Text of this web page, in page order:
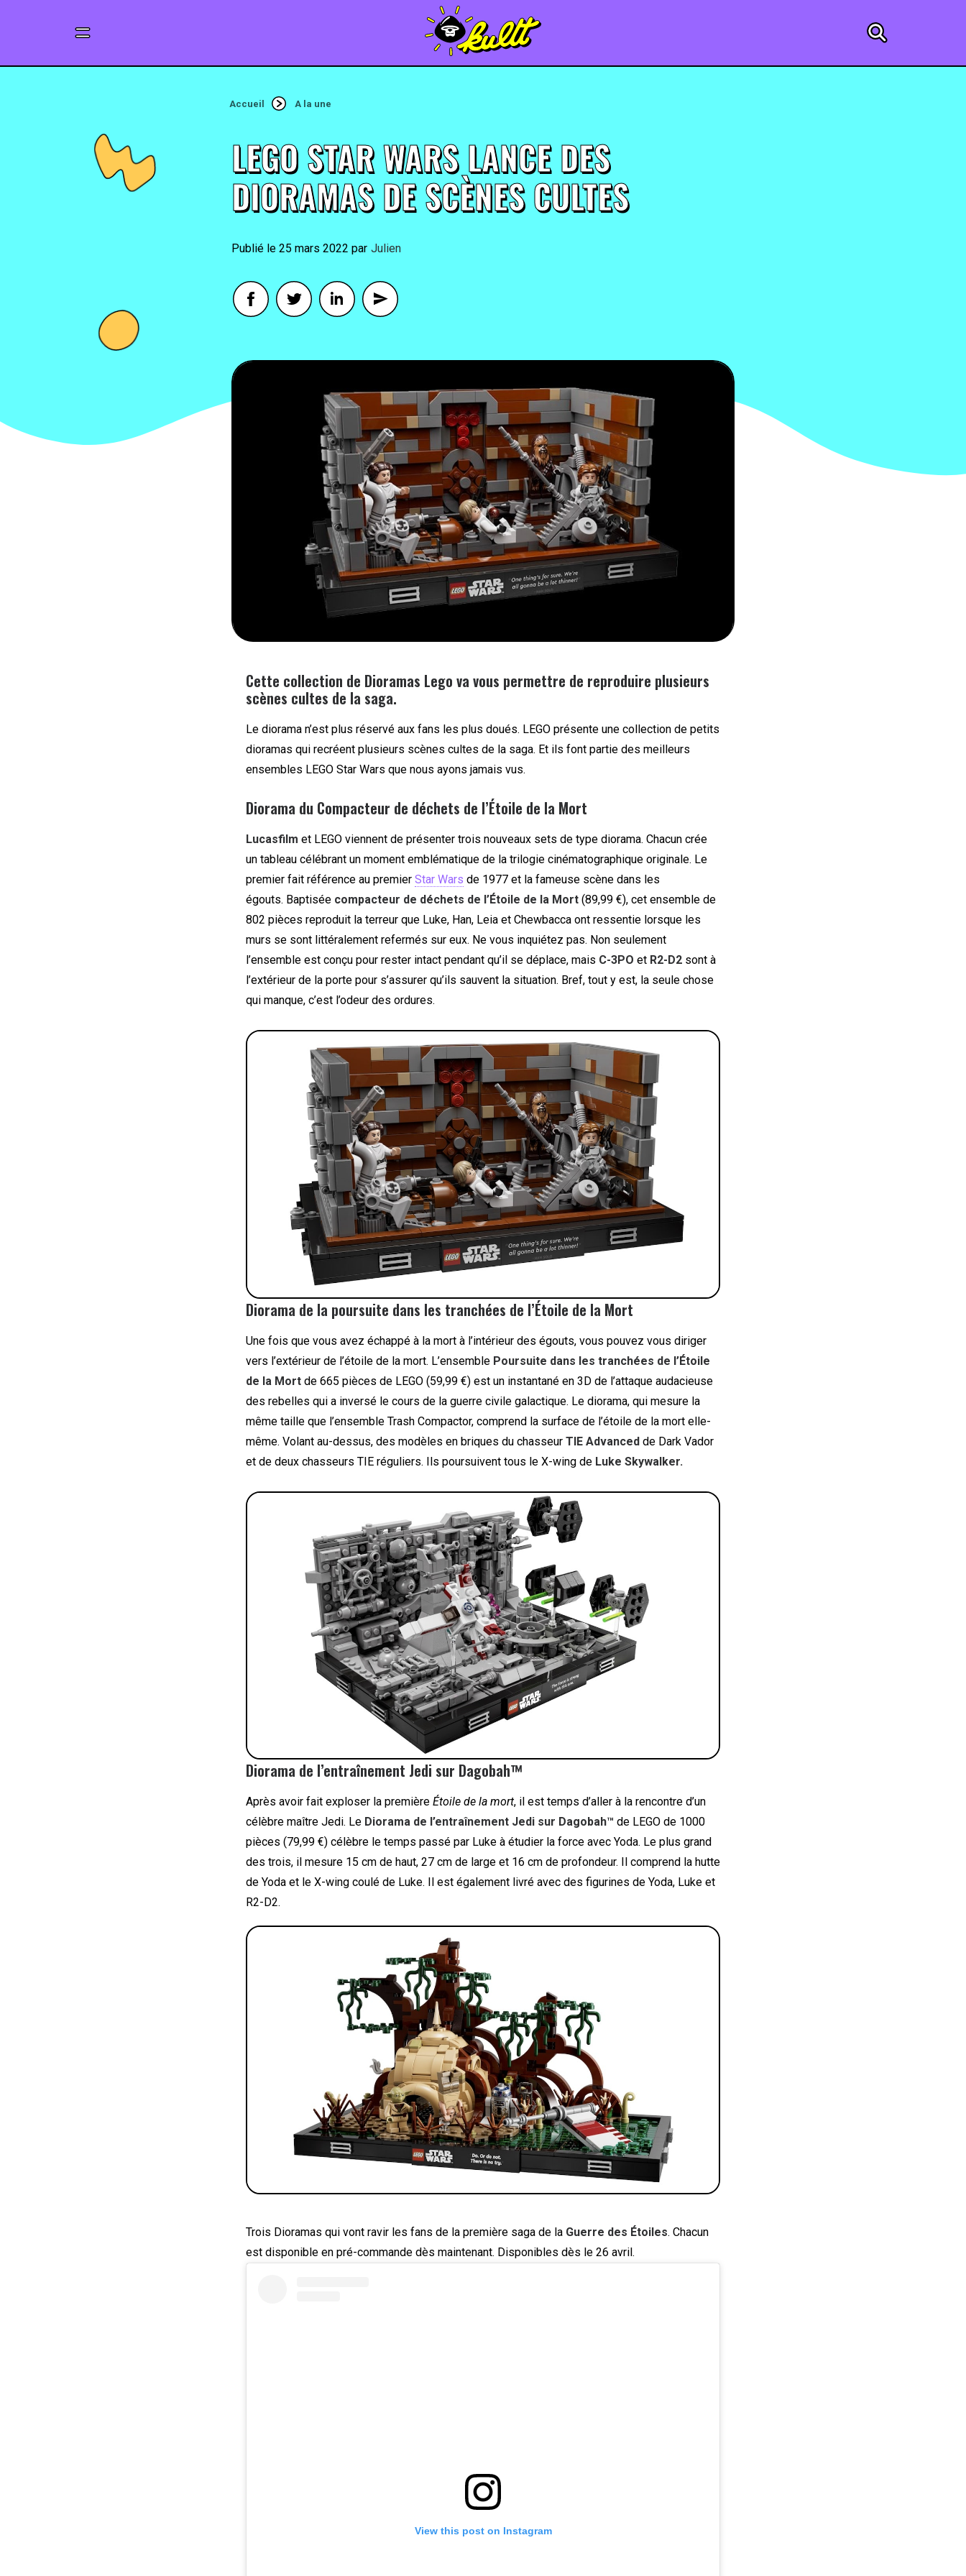
Accueil A la une
LEGO STAR WARS LANCE DES
DIORAMAS DE SCÈNES CULTES
25 mars 2022 By Julien
Cette collection de Dioramas Lego va vous permettre de reproduire plusieurs
scènes cultes de la saga.
Le diorama n’est plus réservé aux fans les plus doués. LEGO présente une collection de petits
dioramas qui recréent plusieurs scènes cultes de la saga. Et ils font partie des meilleurs
ensembles LEGO Star Wars que nous ayons jamais vus.
Diorama du Compacteur de déchets de l’Étoile de la Mort
Lucasfilm et LEGO viennent de présenter trois nouveaux sets de type diorama. Chacun crée
un tableau célébrant un moment emblématique de la trilogie cinématographique originale. Le
premier fait référence au premier Star Wars de 1977 et la fameuse scène dans les
égouts. Baptisée compacteur de déchets de l’Étoile de la Mort (89,99 €), cet ensemble de
802 pièces reproduit la terreur que Luke, Han, Leia et Chewbacca ont ressentie lorsque les
murs se sont littéralement refermés sur eux. Ne vous inquiétez pas. Non seulement
l’ensemble est conçu pour rester intact pendant qu’il se déplace, mais C-3PO et R2-D2 sont à
l’extérieur de la porte pour s’assurer qu’ils sauvent la situation. Bref, tout y est, la seule chose
qui manque, c’est l’odeur des ordures.
Diorama de la poursuite dans les tranchées de l’Étoile de la Mort
Une fois que vous avez échappé à la mort à l’intérieur des égouts, vous pouvez vous diriger
vers l’extérieur de l’étoile de la mort. L’ensemble Poursuite dans les tranchées de l’Étoile
de la Mort de 665 pièces de LEGO (59,99 €) est un instantané en 3D de l’attaque audacieuse
des rebelles qui a inversé le cours de la guerre civile galactique. Le diorama, qui mesure la
même taille que l’ensemble Trash Compactor, comprend la surface de l’étoile de la mort elle-
même. Volant au-dessus, des modèles en briques du chasseur TIE Advanced de Dark Vador
et de deux chasseurs TIE réguliers. Ils poursuivent tous le X-wing de Luke Skywalker.
Diorama de l’entraînement Jedi sur Dagobah™
Après avoir fait exploser la première Étoile de la mort, il est temps d’aller à la rencontre d’un
célèbre maître Jedi. Le Diorama de l’entraînement Jedi sur Dagobah™ de LEGO de 1000
pièces (79,99 €) célèbre le temps passé par Luke à étudier la force avec Yoda. Le plus grand
des trois, il mesure 15 cm de haut, 27 cm de large et 16 cm de profondeur. Il comprend la hutte
de Yoda et le X-wing coulé de Luke. Il est également livré avec des figurines de Yoda, Luke et
R2-D2.
Trois Dioramas qui vont ravir les fans de la première saga de la Guerre des Étoiles. Chacun
est disponible en pré-commande dès maintenant. Disponibles dès le 26 avril.
View this post on Instagram